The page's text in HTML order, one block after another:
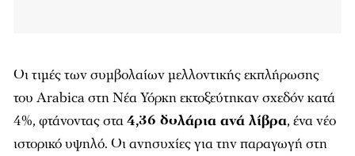
Οι τιμές των συμβολαίων μελλοντικής εκπλήρωσης
του Arabica στη Νέα Υόρκη εκτοξεύτηκαν σχεδόν κατά
4%, φτάνοντας στα4,36 δολάρια ανά λίβρα, ένα νέο
ιστορικό υψηλό. Οι ανησυχίες για την παραγωγή στη